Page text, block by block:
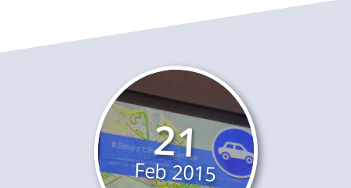
21
Feb2015